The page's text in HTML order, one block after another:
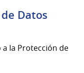
Datos
la Protección de